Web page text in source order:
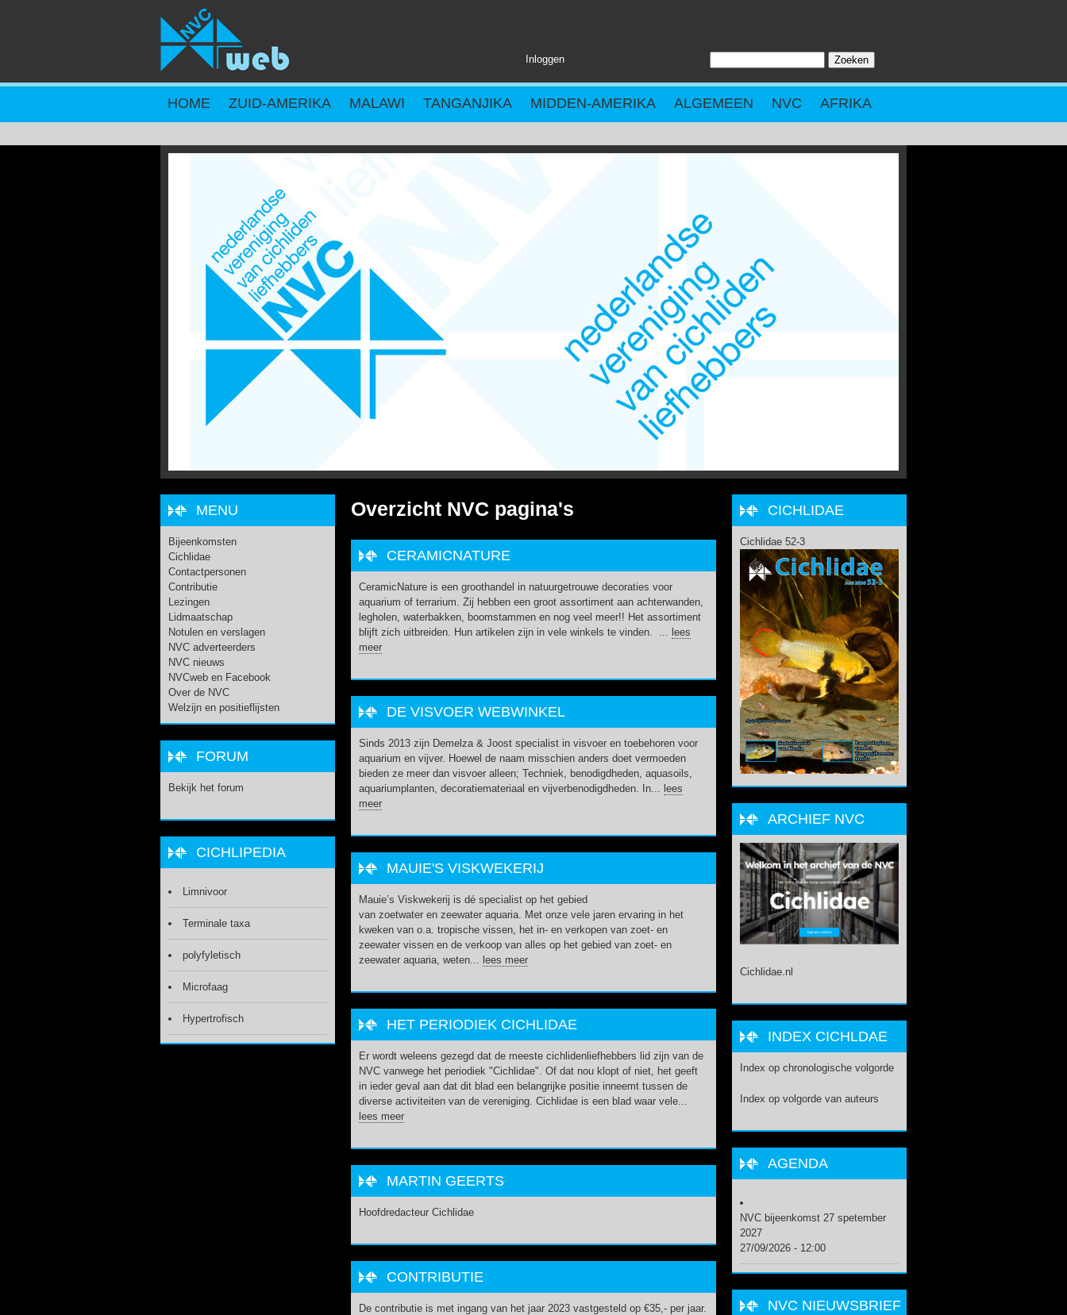
Inloggen
ZOEKVELD
HOME ZUID-AMERIKA MALAWI TANGANJIKA MIDDEN-AMERIKA ALGEMEEN NVC AFRIKA
Overzicht NVC pagina's
CERAMICNATURE
CeramicNature is een groothandel in natuurgetrouwe decoraties voor
aquarium of terrarium. Zij hebben een groot assortiment aan achterwanden,
legholen, waterbakken, boomstammen en nog veel meer!! Het assortiment
blijft zich uitbreiden. Hun artikelen zijn in vele winkels te vinden. ... lees
meer
DE VISVOER WEBWINKEL
Sinds 2013 zijn Demelza & Joost specialist in visvoer en toebehoren voor
aquarium en vijver. Hoewel de naam misschien anders doet vermoeden
bieden ze meer dan visvoer alleen; Techniek, benodigdheden, aquasoils,
aquariumplanten, decoratiemateriaal en vijverbenodigdheden. In... lees
meer
MAUIE'S VISKWEKERIJ
Mauie’s Viskwekerij is dé specialist op het gebied
van zoetwater en zeewater aquaria. Met onze vele jaren ervaring in het
kweken van o.a. tropische vissen, het in- en verkopen van zoet- en
zeewater vissen en de verkoop van alles op het gebied van zoet- en
zeewater aquaria, weten... lees meer
HET PERIODIEK CICHLIDAE
Er wordt weleens gezegd dat de meeste cichlidenliefhebbers lid zijn van de
NVC vanwege het periodiek "Cichlidae". Of dat nou klopt of niet, het geeft
in ieder geval aan dat dit blad een belangrijke positie inneemt tussen de
diverse activiteiten van de vereniging. Cichlidae is een blad waar vele...
lees meer
MARTIN GEERTS
Hoofdredacteur Cichlidae
CONTRIBUTIE
De contributie is met ingang van het jaar 2023 vastgesteld op €35,- per jaar.
MENU
Bijeenkomsten
Cichlidae
Contactpersonen
Contributie
Lezingen
Lidmaatschap
Notulen en verslagen
NVC adverteerders
NVC nieuws
NVCweb en Facebook
Over de NVC
Welzijn en positieflijsten
FORUM
Bekijk het forum
CICHLIPEDIA
Limnivoor
Terminale taxa
polyfyletisch
Microfaag
Hypertrofisch
CICHLIDAE
Cichlidae 52-3
ARCHIEF NVC
Cichlidae.nl
INDEX CICHLDAE
Index op chronologische volgorde
Index op volgorde van auteurs
AGENDA
NVC bijeenkomst 27 spetember
2027
27/09/2026 - 12:00
NVC NIEUWSBRIEF